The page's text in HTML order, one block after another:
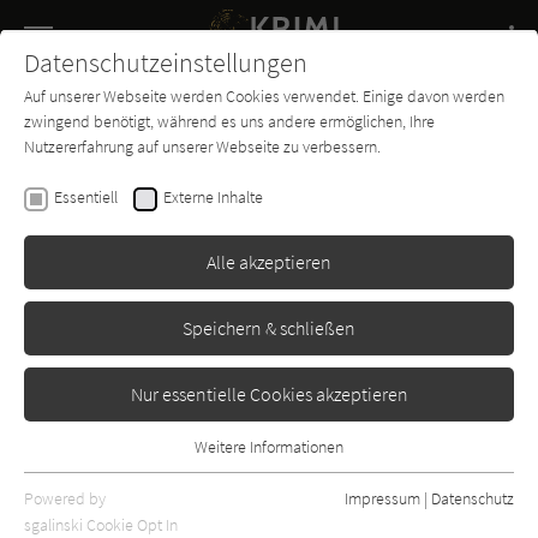
SUCHE
Buch-
Entdecker
Forum Charts
Robert Dugoni
Vor deinen Augen (Tracy
Crosswhite 5)
Edition M
Datenschutzeinstellungen
Auf unserer Webseite werden Cookies verwendet. Einige davon werden
zwingend benötigt, während es uns andere ermöglichen, Ihre
Nutzererfahrung auf unserer Webseite zu verbessern.
Essentiell Externe Inhalte
Alle akzeptieren
Speichern & schließen
Nur essentielle Cookies akzeptieren
Essentielle Cookies werden für grundlegende Funktionen der
Webseite benötigt. Dadurch ist gewährleistet, dass die Webseite
Weitere Informationen
Powered by
sgalinski Cookie Opt In
Impressum | Datenschutz